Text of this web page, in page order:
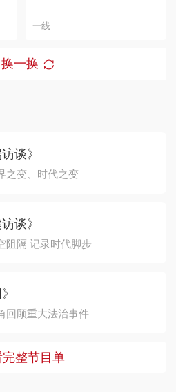
一线
换一换
谈》
之变、时代之变
谈》
阻隔 记录时代脚步
回顾重大法治事件
整节目单